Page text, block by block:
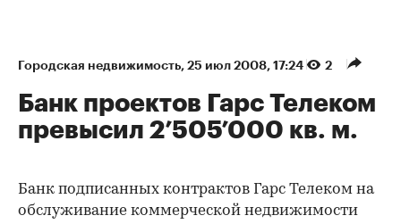
Городская недвижимость⁠, 25 июл 2008, 17:24 2
Банк проектов Гарс Телеком
превысил 2’505’000 кв. м.
Банк подписанных контрактов Гарс Телеком на
обслуживание коммерческой недвижимости